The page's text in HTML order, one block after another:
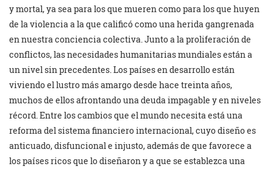
y mortal, ya sea para los que mueren como para los que huyen
de la violencia a la que calificó como una herida gangrenada
en nuestra conciencia colectiva. Junto a la proliferación de
conflictos, las necesidades humanitarias mundiales están a
un nivel sin precedentes. Los países en desarrollo están
viviendo el lustro más amargo desde hace treinta años,
muchos de ellos afrontando una deuda impagable y en niveles
récord. Entre los cambios que el mundo necesita está una
reforma del sistema financiero internacional, cuyo diseño es
anticuado, disfuncional e injusto, además de que favorece a
los países ricos que lo diseñaron y a que se establezca una